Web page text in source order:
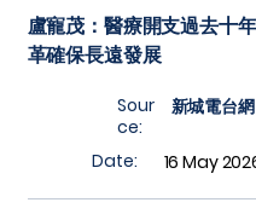
盧寵茂：醫療開支過去十
革確保長遠發展
Sour
ce:
新城電台網
Date: 16 May